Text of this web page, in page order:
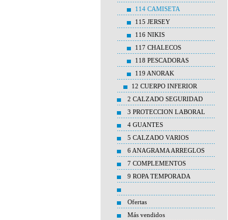
114 CAMISETA
115 JERSEY
116 NIKIS
117 CHALECOS
118 PESCADORAS
119 ANORAK
12 CUERPO INFERIOR
2 CALZADO SEGURIDAD
3 PROTECCION LABORAL
4 GUANTES
5 CALZADO VARIOS
6 ANAGRAMA ARREGLOS
7 COMPLEMENTOS
9 ROPA TEMPORADA
Ofertas
Más vendidos